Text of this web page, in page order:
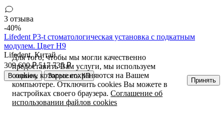
3 отзыва
-40%
Lifedent P3-t стоматологическая установка с подкатным
модулем. Цвет H9
Lifedent,Китай
309 600 ₽ 517 735 ₽
В корзину Запросить КП
Для того, чтобы мы могли качественно
предоставить Вам услуги, мы используем
cookies, которые сохраняются на Вашем
компьютере. Отключить cookies Вы можете в
настройках своего браузера.Соглашение об
использовании файлов cookies
Принять